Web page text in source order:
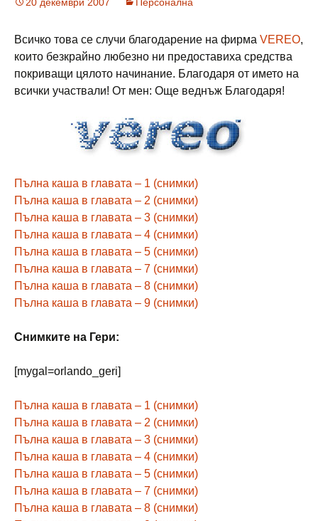
Всичко това се случи благодарение на фирма VEREO,
които безкрайно любезно ни предоставиха средства
покриващи цялото начинание. Благодаря от името на
всички участвали! От мен: Още веднъж Благодаря!
Пълна каша в главата – 1 (снимки)
Пълна каша в главата – 2 (снимки)
Пълна каша в главата – 3 (снимки)
Пълна каша в главата – 4 (снимки)
Пълна каша в главата – 5 (снимки)
Пълна каша в главата – 7 (снимки)
Пълна каша в главата – 8 (снимки)
Пълна каша в главата – 9 (снимки)
Снимките на Гери:
[mygal=orlando_geri]
Пълна каша в главата – 1 (снимки)
Пълна каша в главата – 2 (снимки)
Пълна каша в главата – 3 (снимки)
Пълна каша в главата – 4 (снимки)
Пълна каша в главата – 5 (снимки)
Пълна каша в главата – 7 (снимки)
Пълна каша в главата – 8 (снимки)